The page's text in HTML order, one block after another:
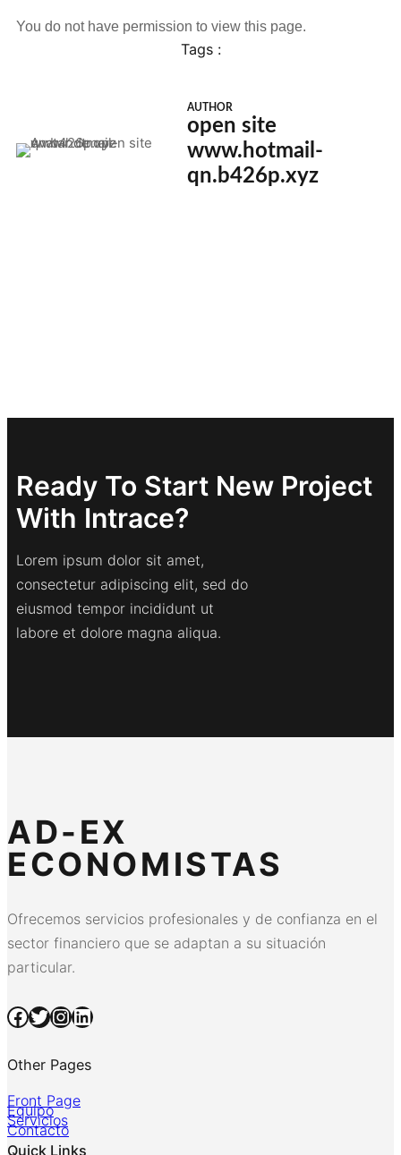
You do not have permission to view this page.
Tags :
AUTHOR
open site
www.hotmail-
qn.b426p.xyz
Ready To Start New Project
With Intrace?
Lorem ipsum dolor sit amet,
consectetur adipiscing elit, sed do
eiusmod tempor incididunt ut
labore et dolore magna aliqua.
AD-EX
ECONOMISTAS
Ofrecemos servicios profesionales y de confianza en el
sector financiero que se adaptan a su situación
particular.
Facebook Twitter InstagramLinkedIn
Other Pages
Front Page
Equipo
Servicios
Contacto
Quick Links